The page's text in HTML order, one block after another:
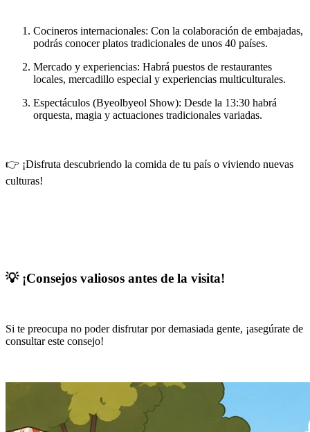
Cocineros internacionales: Con la colaboración de embajadas,
podrás conocer platos tradicionales de unos 40 países.
Mercado y experiencias: Habrá puestos de restaurantes
locales, mercadillo especial y experiencias multiculturales.
Espectáculos (Byeolbyeol Show): Desde la 13:30 habrá
orquesta, magia y actuaciones tradicionales variadas.
👉 ¡Disfruta descubriendo la comida de tu país o viviendo nuevas
culturas!
💡 ¡Consejos valiosos antes de la visita!
Si te preocupa no poder disfrutar por demasiada gente, ¡asegúrate de
consultar este consejo!